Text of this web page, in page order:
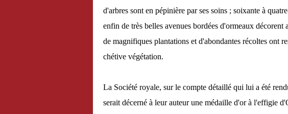
d'arbres sont en pépinière par ses soins ; soixante à
enfin de très belles avenues bordées d'ormeaux
de magnifiques plantations et d'abondantes récoltes ont
chétive végétation.
La Société royale, sur le compte détaillé qui lui a été
serait décerné à leur auteur une médaille d'or à l'effigie